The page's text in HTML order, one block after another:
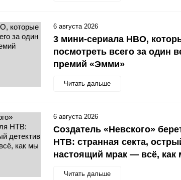
3 мини-сериала HBO,
посмотреть всего за один
премий «Эмми»
Читать дальше
6 августа 2026
Создатель «Невского»
НТВ: странная секта,
настоящий мрак — всё,
Читать дальше
6 августа 2026